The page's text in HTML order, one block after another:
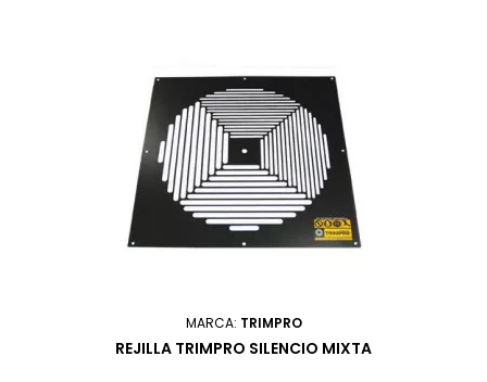
MARCA: TRIMPRO
REJILLA TRIMPRO SILENCIO MIXTA